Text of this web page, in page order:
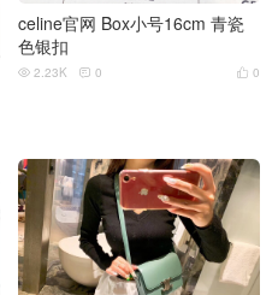
celine官网 Box小号16cm 青瓷
色银扣
 0
 2.23K  0